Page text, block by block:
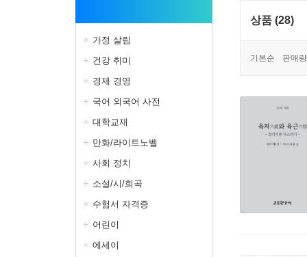
가정 살림
건강 취미
경제 경영
국어 외국어 사전
대학교재
만화/라이트노벨
사회 정치
소설/시/희곡
수험서 자격증
어린이
에세이
상품 (28)
기본순 판매